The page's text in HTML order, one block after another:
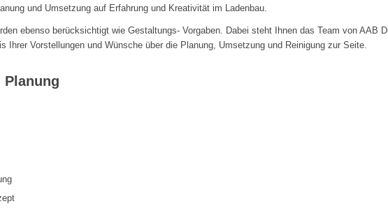
und Umsetzung auf Erfahrung und Kreativität im Ladenbau.
ebenso berücksichtigt wie Gestaltungs- Vorgaben. Dabei steht Ihnen das Team von AAB
Ihrer Vorstellungen und Wünsche über die Planung, Umsetzung und Reinigung zur Seite.
Planung